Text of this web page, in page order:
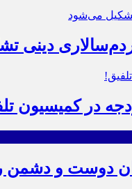
دینی
در کمیسیون
دوست و دشمن